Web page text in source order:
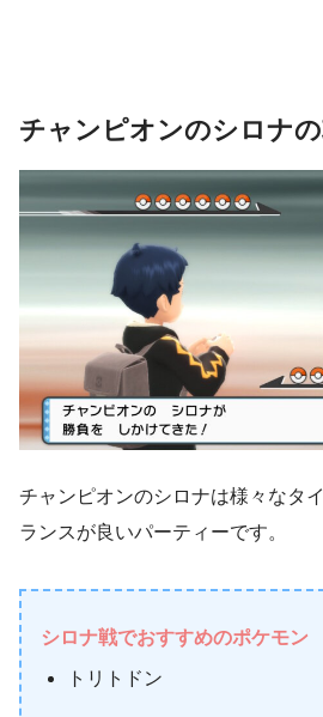
チャンピオンのシロナ
チャンピオンのシロナは様々なタ
ランスが良いパーティーです。
シロナ戦でおすすめのポケモン
トリトドン